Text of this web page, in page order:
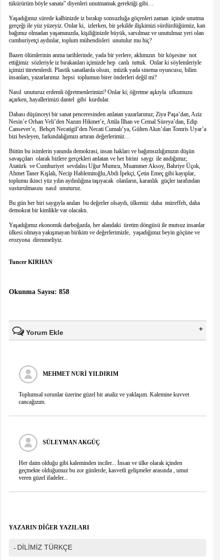
tükürürüm böyle sanata” diyenleri unutmamak gerektiği gibi…
Yaşadığımız sürede kalbinizde iz bırakıp sonsuzluğa göçenleri zaman içinde unutma
gerçeği ile yüz yüzeyiz. Onlar ki, izlerken, bir şekilde ilişkimizi sürdürdüğümüz, kan
bağımız olmadan yaşamınızda, kişiliğinizde büyük, sarsılmaz ve unutulmaz yeri olan
cumhuriyetçi aydınlar, toplum mühendisleri unutulur mu hiç?
Bazen ölümlerinin anma tarihlerinde, yada bir yerlere, aklımızın bir köşesine not
ettiğimiz sözleriyle iz bırakanları içimizde hep canlı tuttuk. Onlar ki söylemleriyle
içimizi titretenlerdi. Plastik sanatlarda olsun, müzik yada sinema oyuncusu, bilim
insanları, yazarlarımız hepsi toplumun birer önderleri değil mi?
Nasıl unuturuz erdemli öğretmenlerimizi? Onlar ki; öğretme aşkıyla ufkumuzu
açarken, hayallerimizi dantel gibi kurdular.
Dahası düşünceyi bir sanat penceresinden anlatan yazarlarımız; Ziya Paşa’dan, Aziz
Nesin’e Orhan Veli’den Nazım Hikmet’e, Attila İlhan ve Cemal Süreya’dan, Edip
Cansever’e, Behçet Necatigil’den Necati Cumalı’ya, Gülten Akın’dan Tomris Uyar’a
bizi besleyen, farkındalığımızı artıran değerlerimiz…
Bütün bu isimlerin yanında demokrasi, insan hakları ve bağımsızlığımızın düşün
savaşçıları olarak bizlere gerçekleri anlatan ve her birini saygı ile andığımız;
Atatürk ve Cumhuriyet sevdalısı Uğur Mumcu, Muammer Aksoy, Bahriye Üçok,
Ahmet Taner Kışlalı, Necip Hablemitoğlu,Abdi İpekçi, Çetin Emeç gibi kayıplar,
toplumu ikinci yüz yılın aydınlığına taşıyacak olanların, karanlık güçler tarafından
susturulmasını nasıl unuturuz.
Bu gün her biri saygıyla anılan bu değerler olsaydı, ülkemiz daha müreffeh, daha
demokrat bir kimlikle var olacaktı.
Yaşadığımız ekonomik darboğazda, her alandaki üretim döngüsü ile mutsuz insanlar
ülkesi olmaya yakışmayan birikim ve değerlerimizle, yaşadığımız beyin göçüne ve
erozyona direnmeliyiz.
Tuncer KIRHAN
Okunma Sayısı: 858
Yorum Ekle
Telefon
Mesajınız(*)
IP Adresiniz
216.73.216.65
MEHMET NURI YILDIRIM
Toplumsal sorunlar üzerine güzel bir analiz ve yaklaşım. Kalemine kuvvet
cancağızım.
SÜLEYMAN AKGÜÇ
Her daim olduğu gibi kaleminden inciler... İnsan ve ülke olarak içinden
geçmekte olduğumuz bu zor günlerde, kasvetli gelişmeler arasında , umut
veren güzel ifadeler...
YAZARIN DİĞER YAZILARI
- DİLİMİZ TÜRKÇE